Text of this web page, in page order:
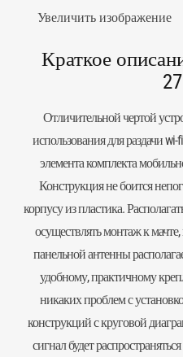
Увеличить изображение
Краткое
Отличительной чертой
использования для раздачи wi-
элемента комплекта
Конструкция не боится
корпусу из пластика.
осуществлять монтаж к
панельнойантенны
удобному, практичному
никаких проблем с
конструкций с круговой
сигнал будет